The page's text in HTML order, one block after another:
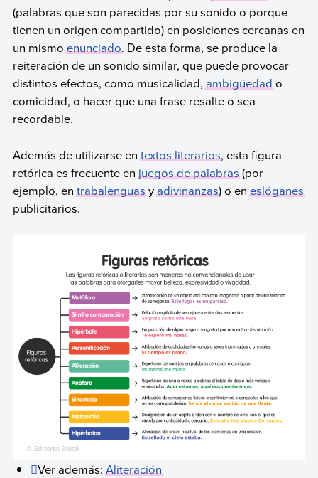
(palabras que son parecidas por su sonido o porque
tienen un origen compartido) en posiciones cercanas en
un mismoenunciado. De esta forma, se produce la
reiteración de un sonido similar, que puede provocar
distintos efectos, como musicalidad,ambigüedado
comicidad, o hacer que una frase resalte o sea
recordable.
Además de utilizarse entextos literarios, esta figura
retórica es frecuente enjuegos de palabras(por
ejemplo, entrabalenguasyadivinanzas) o eneslóganes
publicitarios.
Ver además:Aliteración